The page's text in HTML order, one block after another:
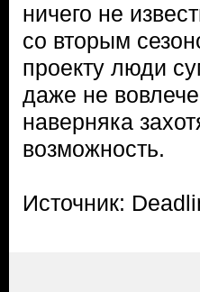
ничего не
со вторым
проекту люди
даже не
наверняка
возможность.
Источник: